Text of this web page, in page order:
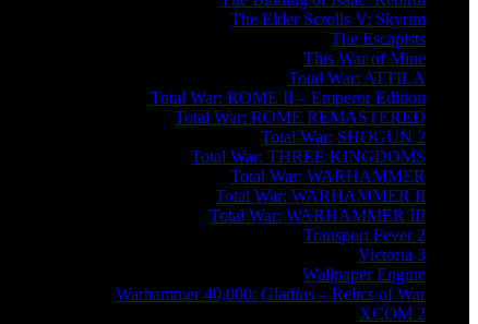
The Elder Scrolls V: Skyrim
The Escapists
This War of Mine
Total War: ATTILA
Total War: ROME II – Emperor Edition
Total War: ROME REMASTERED
Total War: SHOGUN 2
Total War: THREE KINGDOMS
Total War: WARHAMMER
Total War: WARHAMMER II
Total War: WARHAMMER III
Transport Fever 2
Victoria 3
Wallpaper Engine
Warhammer 40,000: Gladius – Relics of War
XCOM 2